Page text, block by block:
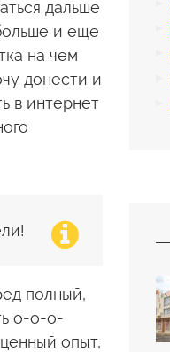
дальше
и еще
на чем
донести и
в интернет
полный,
о-о-о-
опыт,